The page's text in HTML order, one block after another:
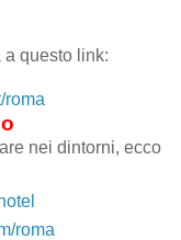
a questo link:
roma
nei dintorni, ecco
roma